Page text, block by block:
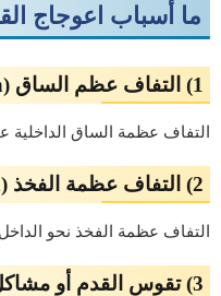
ما أسباب اعوجاج
1) التفاف عظم الساق (Tibial Torsion)
التفاف عظمة الساق الداخلية
2) التفاف عظمة الفخذ (Femoral Anteversion)
التفاف عظمة الفخذ نحو الداخل، شائع
3) تقوس القدم أو مشاكل في وضعية القدم